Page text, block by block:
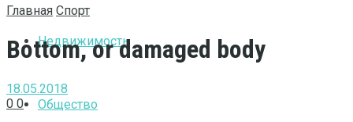
Недвижимость
Общество
Главная Спорт
Bottom, or damaged body
18.05.2018
0 0